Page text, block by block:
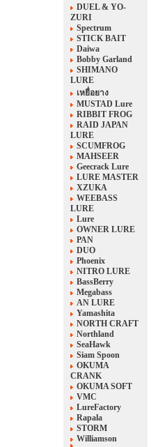
DUEL & YO-
ZURI
Spectrum
STICK BAIT
Daiwa
Bobby Garland
SHIMANO
LURE
เหยื่อยาง
MUSTAD Lure
RIBBIT FROG
RAID JAPAN
LURE
SCUMFROG
MAHSEER
Geecrack Lure
LURE MASTER
XZUKA
WEEBASS
LURE
Lure
OWNER LURE
PAN
DUO
Phoenix
NITRO LURE
BassBerry
Megabass
AN LURE
Yamashita
NORTH CRAFT
Northland
SeaHawk
Siam Spoon
OKUMA
CRANK
OKUMA SOFT
VMC
LureFactory
Rapala
STORM
Williamson